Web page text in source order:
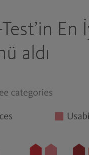
En
aldı